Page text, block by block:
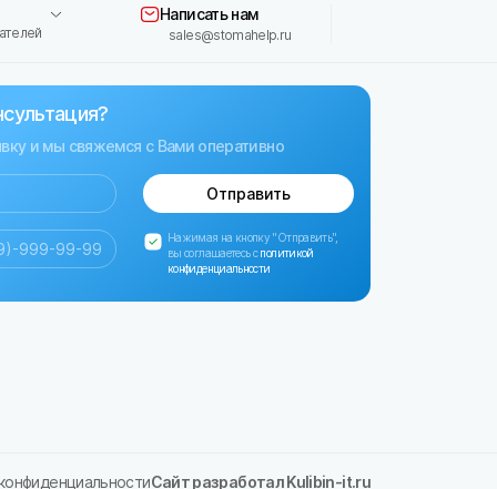
Написать нам
sales@stomahelp.ru
и мы свяжемся с Вами оперативно
Отправить
Нажимая на кнопку "Отправить",
вы соглашаетесь сполитикой
конфиденциальности
Сайт разработал Kulibin-it.ru